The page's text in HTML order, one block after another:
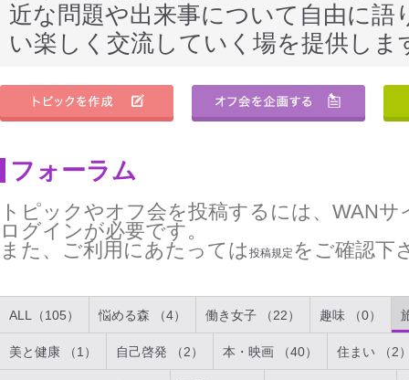
近な問題や出来事について自由に
い楽しく交流していく場を提供しま
フォーラム
トピックやオフ会を投稿するには、WAN
ログインが必要です。
また、ご利用にあたっては 投稿規定 をご確認下
ALL（105） 悩める森 （4） 働き女子 （22） 趣味 （0）
美と健康 （1） 自己啓発 （2） 本・映画 （40） 住まい （2